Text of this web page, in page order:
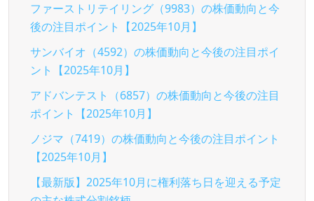
ファーストリテイリング（9983）の株価動向と今
後の注目ポイント【2025年10月】
サンバイオ（4592）の株価動向と今後の注目ポイ
ント【2025年10月】
アドバンテスト（6857）の株価動向と今後の注目
ポイント【2025年10月】
ノジマ（7419）の株価動向と今後の注目ポイント
【2025年10月】
【最新版】2025年10月に権利落ち日を迎える予定